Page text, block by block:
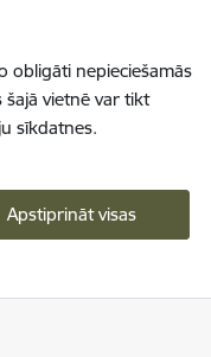
obligāti nepieciešamās
vietnē var tikt
sīkdatnes.
Apstiprināt visas